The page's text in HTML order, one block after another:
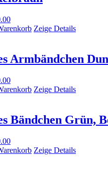
Zeige Details
Armbändchen
Zeige Details
Bändchen Grün,
Zeige Details